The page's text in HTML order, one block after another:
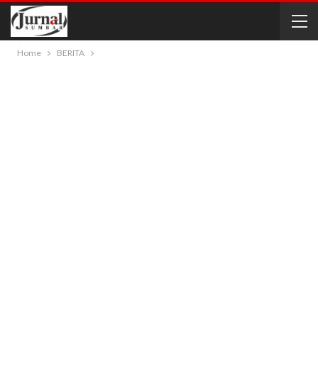
Home BERITA